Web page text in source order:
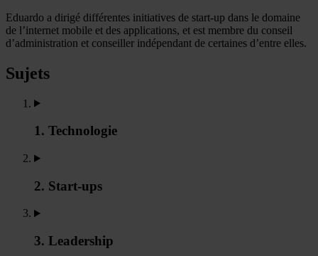
Eduardo a dirigé différentes initiatives de start-up dans le domaine
de l’internet mobile et des applications, et est membre du conseil
d’administration et conseiller indépendant de certaines d’entre elles.
Sujets
1. Technologie
2. Start-ups
3. Leadership